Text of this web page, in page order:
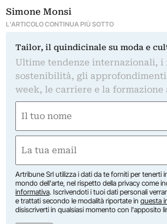
Simone Monsi
L'ARTICOLO CONTINUA PIÙ SOTTO
Tailor, il quindicinale su moda e
Ultime tendenze internazionali, i
sostenibilità, gli
week, le carriere e la formazione
(Required)
First
(Required)
Artribune Srl utilizza i dati da te forniti per tenerti
mondo dell'arte, nel rispetto della privacy come
informativa. Iscrivendoti i tuoi dati personali
e trattati secondo le modalità riportate in questa
disiscriverti in qualsiasi momento con l'apposito